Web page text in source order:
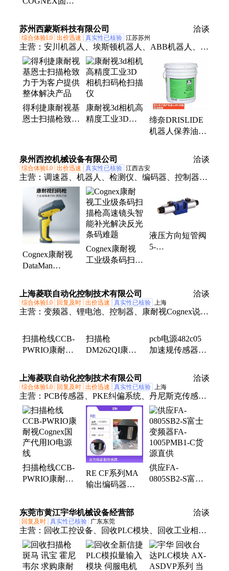
DM150雕刻
DPM二维条码
扫描枪
苏州西蒙斯科技有限公司 洽谈
综合体验L0 出价迅速 真实性已核验 江苏苏州
主营： 安川机器人、埃斯顿机器人、ABB机器人、库
卡机器人、开普勒人形机器人
得利捷康耐视基
恩士扫描枪致力
康耐视3d相机高
精度工业3D相
缔奈DRISLIDE
机器人保养油
业替代原指定品
牌
泉州西控机械设备有限公司 洽谈
综合体验L0 出价迅速 真实性已核验 江西吉安
主营： 调速器、机器人、检测仪、编码器、控制器、
显微镜、读码器、扫描仪、变频器、传感器、扫码
枪、属外壳、摄像机、加密狗、模糊码、条码扫描、
纸箱托盘、视觉系统、复杂工件、包装产线、定焦镜
头、明场物镜、快门接口、避障导航、温度模块
Cognex康耐视
DataMan
码器高性能
DPM条码扫描
枪
Cognex康耐视
工业级条码扫描
码难题
液压方向短管阀
5-
上海菱联自动化控制技术有限公司 洽谈
综合体验L0 回复及时 出价迅速 真实性已核验 上海
主营： 变频器、锂电池、控制器、康耐视Cognex说明
器、纠偏系统、电磁阀、限位开关、磁粉张力、压力
开关、断路器、定位器、仪器仪表、PCB传感器、三
器、三桥电眼
扫描枪线CCB-
PWRIO康耐视
用IO电源线
扫描枪
DM262QI康耐
码器配件单卖简
单清晰
pcb电源482c05
加速规传感器
上海菱联自动化控制技术有限公司 洽谈
综合体验L0 回复及时 出价迅速 真实性已核验 上海
主营： PCB传感器、PKE纠偏系统、丹尼斯克传感
器、康耐视Cognex说明书、SSS定位器、Copley驱动
器、丹佛斯压力变送器、丹佛斯变频器、科尔摩根驱
动器、科尔摩根电机、WEST温控器、信之诺纠偏、
东电研纠偏、安捷伦电池、爱模M-SYSTEM、BORE
模块、RS OEMAX模块、RS OEMAX伺服
扫描枪线CCB-
PWRIO康耐视
RE CF系列MA
输出编码器
MA 全新质保
供应FA-
0805SB2-S富士
东莞市黄江宇华机械设备经营部 洽谈
回复及时 真实性已核验 广东东莞
主营： 回收工控设备、回收PLC模块、回收工业相
机、回收斑马扫描枪、回收传感器